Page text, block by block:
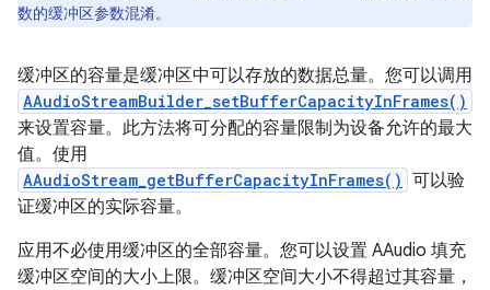
数的缓冲区参数混淆。
缓冲区的容量是缓冲区中可以存放的数据总量。 您可以调用
AAudioStreamBuilder_setBufferCapacityInFrames()
来设置容量。此方法将可分配的容量限制为设备允许的最大
值。使用
AAudioStream_getBufferCapacityInFrames() 可以验
证缓冲区的实际容量。
应用不必使用缓冲区的全部容量。您可以设置 AAudio 填充
缓冲区空间的大小上限。 缓冲区空间大小不得超过其容量，